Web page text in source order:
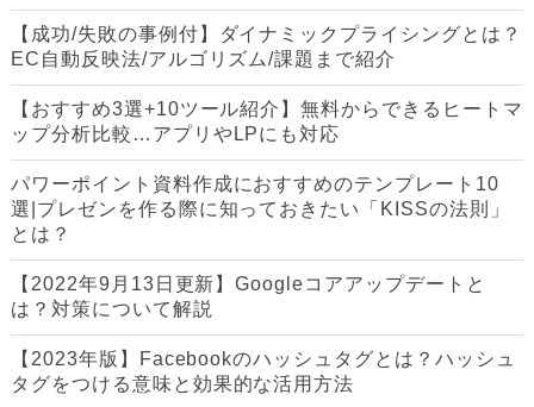
【成功/失敗の事例付】ダイナミックプライシングとは？
EC自動反映法/アルゴリズム/課題まで紹介
【おすすめ3選+10ツール紹介】無料からできるヒートマ
ップ分析比較…アプリやLPにも対応
パワーポイント資料作成におすすめのテンプレート10
選|プレゼンを作る際に知っておきたい「KISSの法則」
とは？
【2022年9月13日更新】Googleコアアップデートと
は？対策について解説
【2023年版】Facebookのハッシュタグとは？ハッシュ
タグをつける意味と効果的な活用方法